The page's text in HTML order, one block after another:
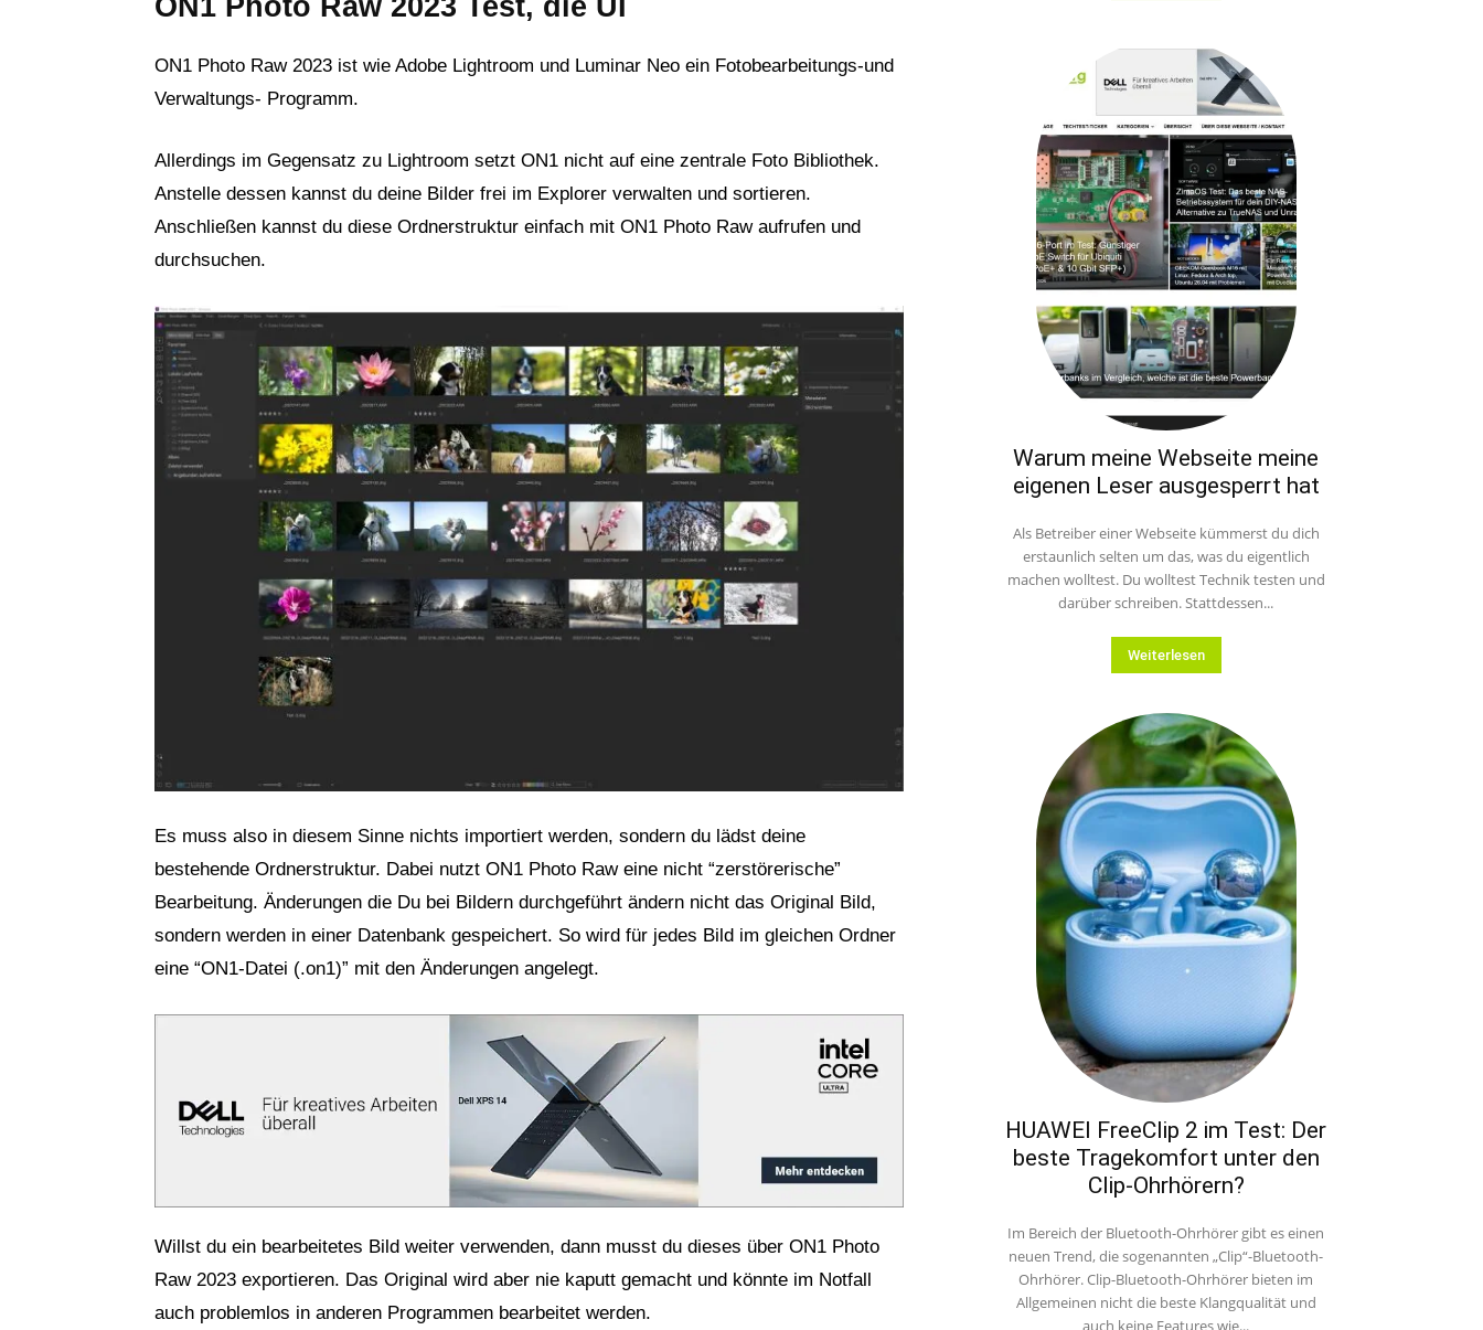
ON1 Photo Raw 2023 ist wie Adobe Lightroom und Luminar Neo ein Fotobearbeitungs-und
Verwaltungs- Programm.
Allerdings im Gegensatz zu Lightroom setzt ON1 nicht auf eine zentrale Foto Bibliothek.
Anstelle dessen kannst du deine Bilder frei im Explorer verwalten und sortieren.
Anschließen kannst du diese Ordnerstruktur einfach mit ON1 Photo Raw aufrufen und
durchsuchen.
Es muss also in diesem Sinne nichts importiert werden, sondern du lädst deine
bestehende Ordnerstruktur. Dabei nutzt ON1 Photo Raw eine nicht “zerstörerische”
Bearbeitung. Änderungen die Du bei Bildern durchgeführt ändern nicht das Original Bild,
sondern werden in einer Datenbank gespeichert. So wird für jedes Bild im gleichen Ordner
eine “ON1-Datei (.on1)” mit den Änderungen angelegt.
Willst du ein bearbeitetes Bild weiter verwenden, dann musst du dieses über ON1 Photo
Raw 2023 exportieren. Das Original wird aber nie kaputt gemacht und könnte im Notfall
auch problemlos in anderen Programmen bearbeitet werden.
Warum meine Webseite meine
eigenen Leser ausgesperrt hat
Als Betreiber einer Webseite kümmerst du dich
erstaunlich selten um das, was du eigentlich
machen wolltest. Du wolltest Technik testen und
darüber schreiben. Stattdessen...
Weiterlesen
HUAWEI FreeClip 2 im Test: Der
beste Tragekomfort unter den
Clip-Ohrhörern?
Im Bereich der Bluetooth-Ohrhörer gibt es einen
neuen Trend, die sogenannten „Clip“-Bluetooth-
Ohrhörer. Clip-Bluetooth-Ohrhörer bieten im
Allgemeinen nicht die beste Klangqualität und
auch keine Features wie...